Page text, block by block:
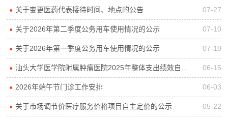
● 关于变更医药代表接待时间、地点的公告 07-27
● 关于2026年第二季度公务用车使用情况的公示 07-10
● 关于2026年第一季度公务用车使用情况的公示 07-10
● 汕头大学医学院附属肿瘤医院2025年整体支出绩效自评报告 06-15
● 2026年端午节门诊工作安排 06-03
● 关于市场调节价医疗服务价格项目自主定价的公示 05-22